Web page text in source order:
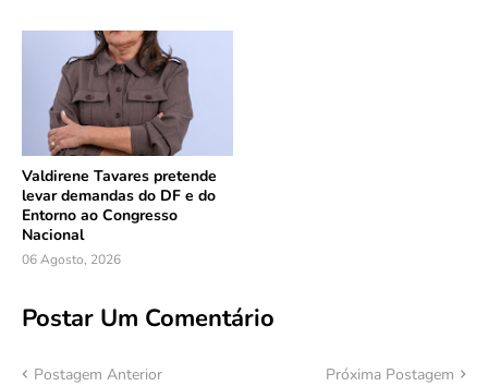
Valdirene Tavares pretende
levar demandas do DF e do
Entorno ao Congresso
Nacional
06 Agosto, 2026
Postar Um Comentário
Postagem Anterior Próxima Postagem